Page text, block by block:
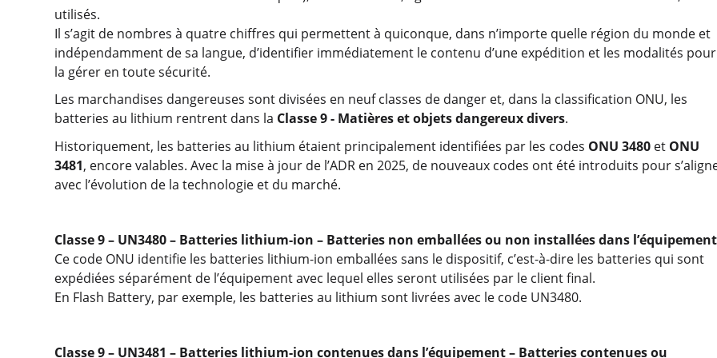
utilisés.
Il s’agit de nombres à quatre chiffres qui permettent à quiconque, dans n’importe quelle région du monde et
indépendamment de sa langue, d’identifier immédiatement le contenu d’une expédition et les modalités pour
la gérer en toute sécurité.
Les marchandises dangereuses sont divisées en neuf classes de danger et, dans la classification ONU, les
batteries au lithium rentrent dans la Classe 9 - Matières et objets dangereux divers.
Historiquement, les batteries au lithium étaient principalement identifiées par les codes ONU 3480 et ONU
3481, encore valables. Avec la mise à jour de l’ADR en 2025, de nouveaux codes ont été introduits pour
avec l’évolution de la technologie et du marché.
Classe 9 – UN3480 – Batteries lithium-ion – Batteries non emballées ou non installées dans
Ce code ONU identifie les batteries lithium-ion emballées sans le dispositif, c’est-à-dire les batteries qui sont
expédiées séparément de l’équipement avec lequel elles seront utilisées par le client final.
En Flash Battery, par exemple, les batteries au lithium sont livrées avec le code UN3480.
Classe 9 – UN3481 – Batteries lithium-ion contenues dans l’équipement – Batteries contenues ou